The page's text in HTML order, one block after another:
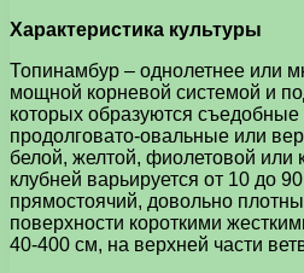
Характеристика культуры
Топинамбур – однолетнее или
мощной корневой системой и
которых образуются
продолговато-овальные или
белой, желтой, фиолетовой или
клубней варьируется от 10 до
прямостоячий, довольно
поверхности короткими
40-400 см, на верхней части